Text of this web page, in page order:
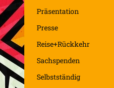
Präsentation
Presse
Reise+Rückkehr
Sachspenden
Selbstständig